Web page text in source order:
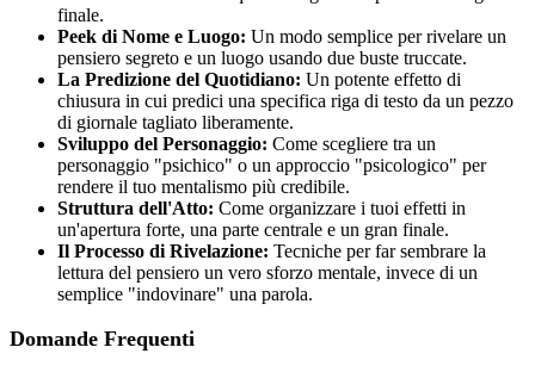
finale.
Peek di Nome e Luogo: Un modo semplice per rivelare un
pensiero segreto e un luogo usando due buste truccate.
La Predizione del Quotidiano: Un potente effetto di
chiusura in cui predici una specifica riga di testo da un pezzo
di giornale tagliato liberamente.
Sviluppo del Personaggio: Come scegliere tra un
personaggio "psichico" o un approccio "psicologico" per
rendere il tuo mentalismo più credibile.
Struttura dell'Atto: Come organizzare i tuoi effetti in
un'apertura forte, una parte centrale e un gran finale.
Il Processo di Rivelazione: Tecniche per far sembrare la
lettura del pensiero un vero sforzo mentale, invece di un
semplice "indovinare" una parola.
Domande Frequenti